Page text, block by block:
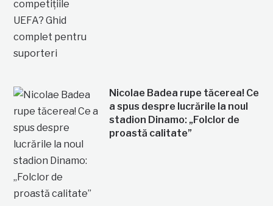
Nicolae Badea rupe tăcerea! Ce
a spus despre lucrările la noul
stadion Dinamo: „Folclor de
proastă calitate”